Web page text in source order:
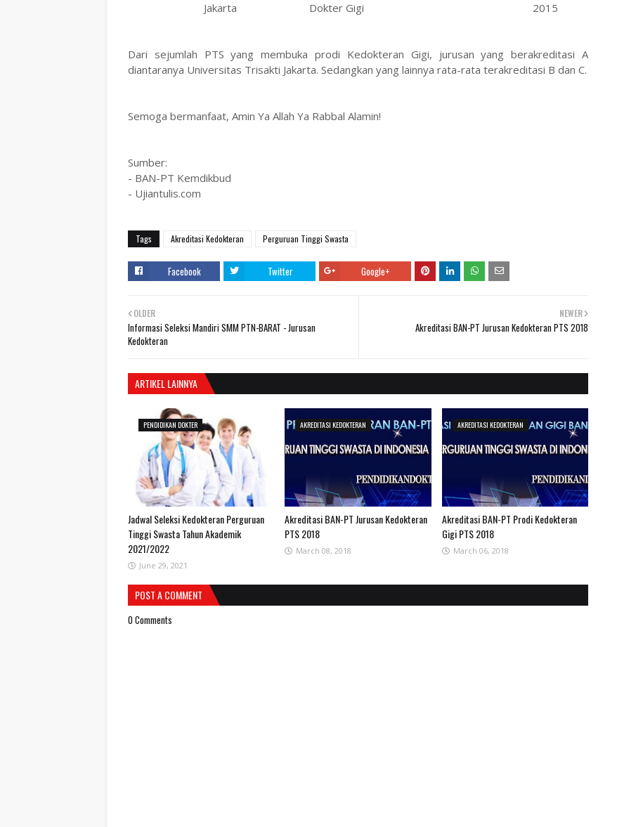
Jakarta
Dokter Gigi
2015
Dari sejumlah PTS yang membuka prodi Kedokteran Gigi, jurusan yang berakreditasi A
diantaranya Universitas Trisakti Jakarta. Sedangkan yang lainnya rata-rata terakreditasi B dan C.
Semoga bermanfaat, Amin Ya Allah Ya Rabbal Alamin!
Sumber:
- BAN-PT Kemdikbud
- Ujiantulis.com
Tags Akreditasi Kedokteran Perguruan Tinggi Swasta
Facebook Twitter Google+
NEWER
Akreditasi BAN-PT Jurusan Kedokteran PTS 2018
OLDER
Informasi Seleksi Mandiri SMM PTN-BARAT - Jurusan
Kedokteran
ARTIKEL LAINNYA
PENDIDIKAN DOKTER
Jadwal Seleksi Kedokteran Perguruan
Tinggi Swasta Tahun Akademik
2021/2022
June 29, 2021
AKREDITASI KEDOKTERAN
Akreditasi BAN-PT Jurusan Kedokteran
PTS 2018
March 08, 2018
AKREDITASI KEDOKTERAN
Akreditasi BAN-PT Prodi Kedokteran
Gigi PTS 2018
March 06, 2018
POST A COMMENT
0 Comments